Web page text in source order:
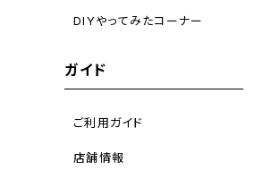
DIYやってみたコーナー
ガイド
ご利用ガイド
店舗情報